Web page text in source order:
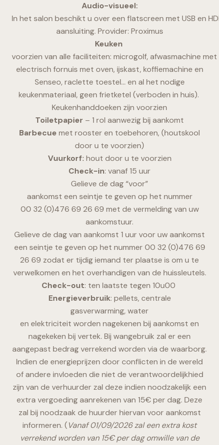
Audio-visueel:
In het salon beschikt u over een flatscreen met USB en
aansluiting. Provider: Proximus
Keuken
voorzien van alle faciliteiten: microgolf, afwasmachine
electrisch fornuis met oven, ijskast, koffiemachine en
Senseo, raclette toestel… en al het nodige
keukenmateriaal, geen frietketel (verboden in huis).
Keukenhanddoeken zijn voorzien
Toiletpapier – 1 rol aanwezig bij aankomt
Barbecue met rooster en toebehoren, (houtskool
door u te voorzien)
Vuurkorf: hout door u te voorzien
Check-in: vanaf 15 uur
Gelieve de dag “voor”
aankomst een seintje te geven op het nummer
00 32 (0)476 69 26 69 met de vermelding van uw
aankomstuur.
Gelieve de dag van aankomst 1 uur voor uw aankomst
een seintje te geven op het nummer 00 32 (0)476 69
26 69 zodat er tijdig iemand ter plaatse is om u te
verwelkomen en het overhandigen van de huissleutels.
Check-out: ten laatste tegen 10u00
Energieverbruik: pellets, centrale
gasverwarming, water
en elektriciteit worden nagekenen bij aankomst en
nagekeken bij vertek. Bij wangebruik zal er een
aangepast bedrag verrekend worden via de waarborg.
Indien de energieprijzen door conflicten in de wereld
of andere invloeden die niet de verantwoordelijkhied
zijn van de verhuurder zal deze indien noodzakelijk een
extra vergoeding aanrekenen van 15€ per dag. Deze
zal bij noodzaak de huurder hiervan voor aankomst
informeren. (Vanaf 01/09/2026 zal een extra kost
verrekend worden van 15€ per dag omwille van de